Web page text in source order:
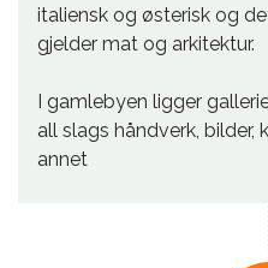
italiensk og østerisk og
gjelder mat og arkitektur.
I gamlebyen ligger
all slags håndverk, bilder,
annet